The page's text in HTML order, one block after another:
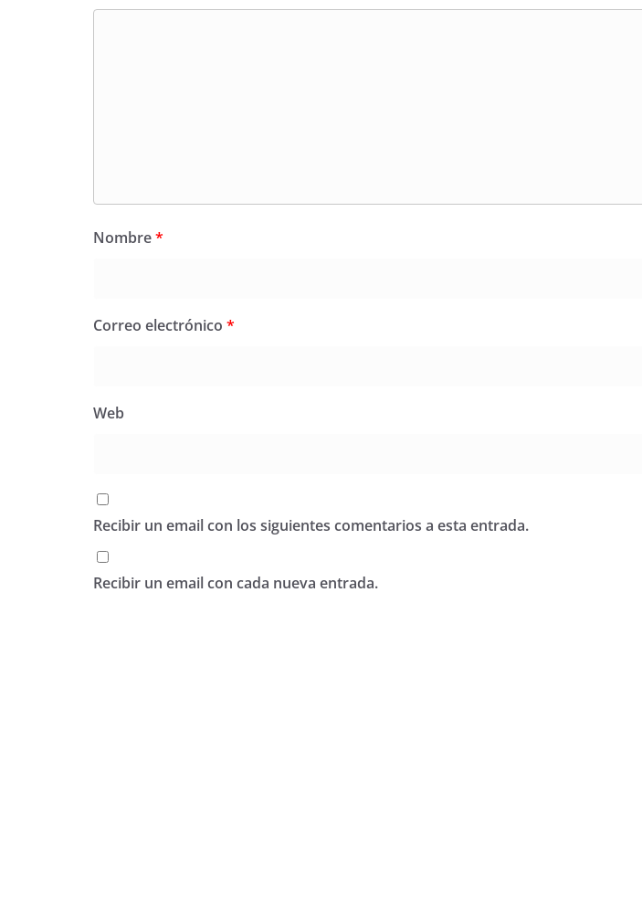
Nombre*
Correo electrónico *
Web
Recibir un email con los siguientes comentarios a esta entrada.
Recibir un email con cada nueva entrada.